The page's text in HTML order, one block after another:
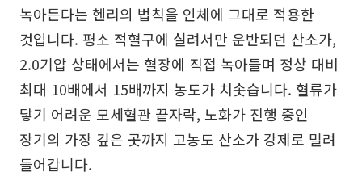
녹아든다는 헨리의 법칙을 인체에 그대로 적용한
것입니다. 평소 적혈구에 실려서만 운반되던 산소가,
2.0기압 상태에서는 혈장에 직접 녹아들며 정상 대비
최대 10배에서 15배까지 농도가 치솟습니다. 혈류가
닿기 어려운 모세혈관 끝자락, 노화가 진행 중인
장기의 가장 깊은 곳까지 고농도 산소가 강제로 밀려
들어갑니다.